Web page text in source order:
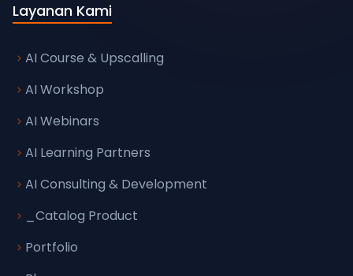
Layanan Kami
AI Course & Upscalling
AI Workshop
AI Webinars
AI Learning Partners
AI Consulting & Development
_Catalog Product
Portfolio